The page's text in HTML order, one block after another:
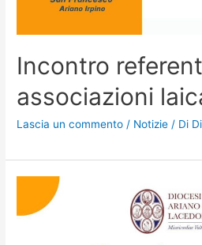
Incontro
associazioni
Lascia un commento / Notizie / Di